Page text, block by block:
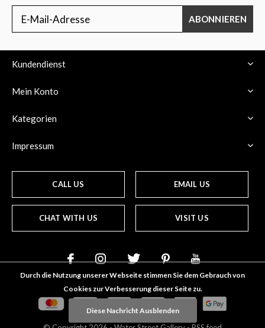
ABONNIEREN
Kundendienst
Mein Konto
Kategorien
Impressum
CALL US EMAIL US
CHAT WITH US VISIT US
Durch die Nutzung unserer Webseite stimmen Sie dem Gebrauch von
Cookies zur Verbesserung dieser Seite zu.
Diese Nachricht Ausblenden